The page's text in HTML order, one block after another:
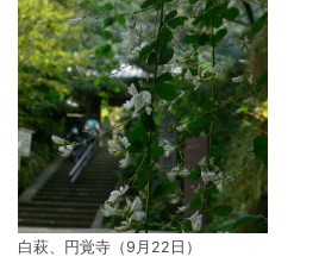
白萩、円覚寺（9月22日）